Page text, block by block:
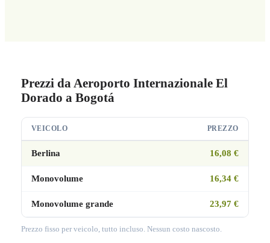
Prezzi da Aeroporto Internazionale El
Dorado a Bogotá
VEICOLO PREZZO
Berlina 16,08 €
Monovolume 16,34 €
Monovolume grande 23,97 €
Prezzo fisso per veicolo, tutto incluso. Nessun costo nascosto.